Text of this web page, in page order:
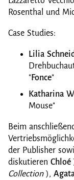
Rosenthal und
Case Studies:
Lilia
"Fonce"
Katharina
Mouse"
Beim
der Publisher
diskutieren Chloé
Collection ),